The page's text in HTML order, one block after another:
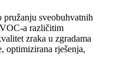
sveobuhvatnih
a različitim
zraka u zgradama
optimizirana rješenja,